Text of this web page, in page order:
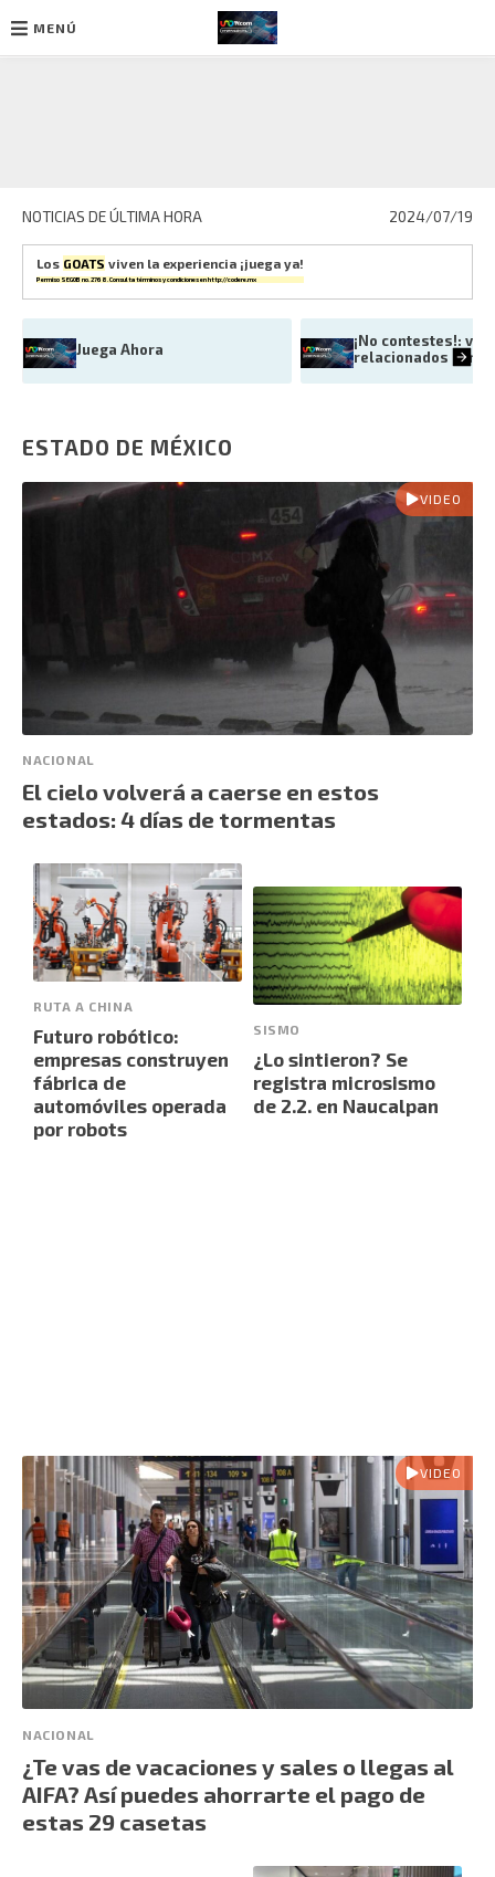
MENÚ
NOTICIAS DE ÚLTIMA HORA 2024/07/19
Los GOATS viven la experiencia ¡juega ya!
Permiso SEGOB no. 2768. Consulta términos y condiciones enhttp://codere.mx
Juega Ahora
¡No contestes!: ve
relacionados con
ESTADO DE MÉXICO
VIDEO
NACIONAL
El cielo volverá a caerse en estos
estados: 4 días de tormentas
RUTA A CHINA
Futuro robótico:
empresas construyen
fábrica de
automóviles operada
por robots
SISMO
¿Lo sintieron? Se
registra microsismo
de 2.2. en Naucalpan
VIDEO
NACIONAL
¿Te vas de vacaciones y sales o llegas al
AIFA? Así puedes ahorrarte el pago de
estas 29 casetas